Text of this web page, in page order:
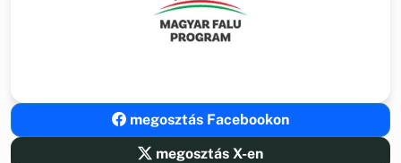
megosztás Facebookon
megosztás X-en